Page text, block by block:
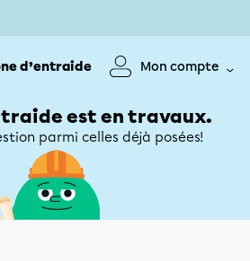
d’entraide Mon compte
est en travaux.
parmi celles déjà posées!